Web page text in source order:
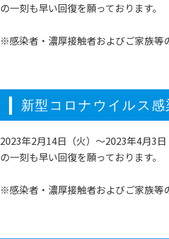
の一刻も早い回復を願っております。
※感染者・濃厚接触者およびご家族等
新型コロナウイルス感
2023年2月14日（火）～2023年4月3
の一刻も早い回復を願っております。
※感染者・濃厚接触者およびご家族等